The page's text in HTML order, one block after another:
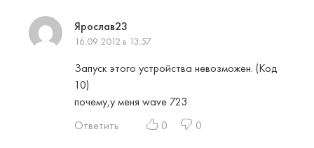
Ярослав23
16.09.2012 в 13:57
Запуск этого устройства невозможен. (Код
10)
почему,у меня wave 723
Ответить
0 0